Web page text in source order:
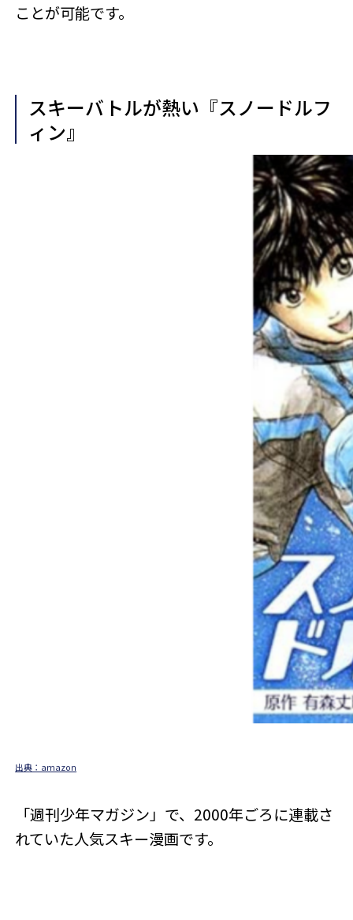
ことが可能です。
スキーバトルが熱い『スノードルフ
ィン』
出典：amazon
「週刊少年マガジン」で、2000年ごろに連載さ
れていた人気スキー漫画です。